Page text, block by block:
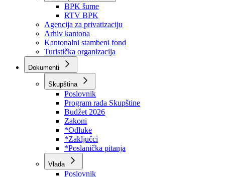
Direkcija za šumarstvo
Javna preduzeća
BPK šume
RTV BPK
Agencija za privatizaciju
Arhiv kantona
Kantonalni stambeni fond
Turistička organizacija
Dokumenti
Skupština
Poslovnik
Program rada Skupštine
Budžet 2026
Zakoni
*Odluke
*Zaključci
*Poslanička pitanja